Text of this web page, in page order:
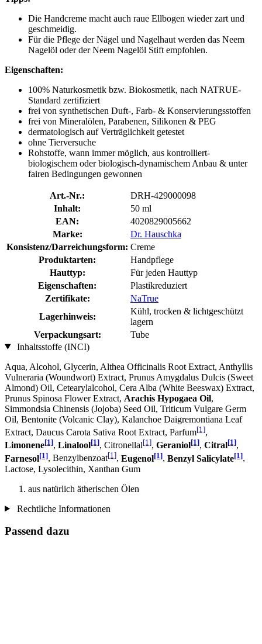
Die Handcreme macht auch raue Ellbogen wieder zart und
geschmeidig.
Für die Pflege der Nägel und Nagelhaut werden das Neem
Nagelöl oder der Neem Nagelöl Stift empfohlen.
Eigenschaften:
100% Naturkosmetik bzw. Biokosmetik, nach NATRUE-
Standard zertifiziert
frei von synthetischen Duft-, Farb- & Konservierungsstoffen
frei von Mineralölen, Parabenen, Silikonen & PEG
dermatologisch auf Verträglichkeit getestet
ohne Tierversuche
Rohstoffe, wann immer möglich, aus kontrolliert-
biologischem oder biologisch-dynamischem Anbau & unter
fairen Bedingungen gewonnen
Art.-Nr.:
DRH-429000098
Inhalt:
50 ml
EAN:
4020829005662
Marke:
Dr. Hauschka
Konsistenz/Darreichungsform: Creme
Produktarten:
Handpflege
Hauttyp:
Für jeden Hauttyp
Eigenschaften:
Plastikreduziert
Zertifikate:
NaTrue
Lagerhinweis:
Kühl, trocken & lichtgeschützt
lagern
Verpackungsart:
Tube
Inhaltsstoffe (INCI)
Aqua, Alcohol, Glycerin, Althea Officinalis Root Extract, Anthyllis
Vulneraria (Woundwort) Extract, Prunus Amygdalus Dulcis (Sweet
Almond) Oil, Cetearylalcohol, Cera Alba (White Beeswax) Extract,
Prunus Spinosa Flower Extract, Arachis Hypogaea Oil,
Simmondsia Chinensis (Jojoba) Seed Oil, Triticum Vulgare Germ
Oil, Bentonite (Volcanic Clay), Kalanchoe Daigremontiana Leaf
Extract, Daucus Carota Sativa Root Extract, Parfum[1],
Limonene[1], Linalool[1], Citronellal[1], Geraniol[1], Citral[1],
Farnesol[1], Benzylbenzoat[1], Eugenol[1], Benzyl Salicylate[1],
Lactose, Lysolecithin, Xanthan Gum
aus natürlich ätherischen Ölen
Rechtliche Informationen
Passend dazu